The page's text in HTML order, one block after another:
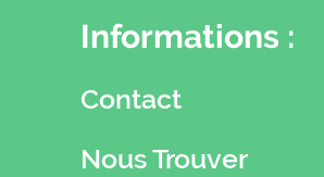
Informations :
Contact
Nous Trouver